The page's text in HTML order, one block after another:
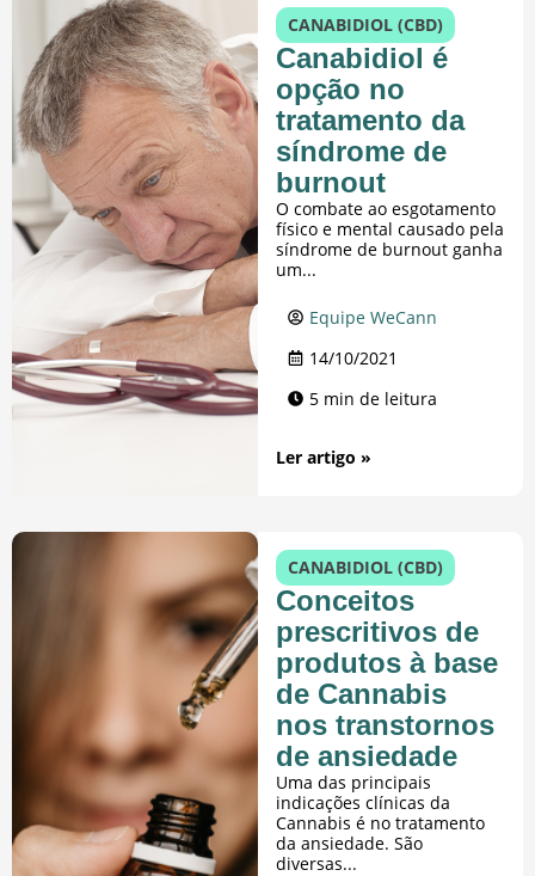
CANABIDIOL (CBD)
Canabidiol é
opção no
tratamento da
síndrome de
burnout
O combate ao esgotamento
físico e mental causado pela
síndrome de burnout ganha
um...
Equipe WeCann
14/10/2021
5 min de leitura
Ler artigo »
CANABIDIOL (CBD)
Conceitos
prescritivos de
produtos à base
de Cannabis
nos transtornos
de ansiedade
Uma das principais
indicações clínicas da
Cannabis é no tratamento
da ansiedade. São
diversas...